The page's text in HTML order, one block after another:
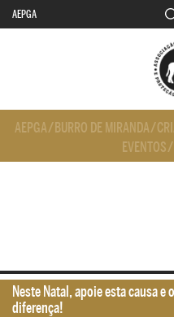
AEPGA
AEPGA/ BURRO DE MIRANDA/
EVENTOS/
Neste Natal, apoie esta causa e
diferença!